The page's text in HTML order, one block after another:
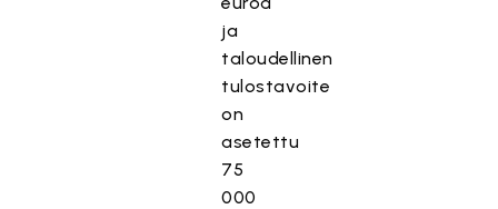
ja
taloudellinen
tulostavoite
on
asetettu
75
000